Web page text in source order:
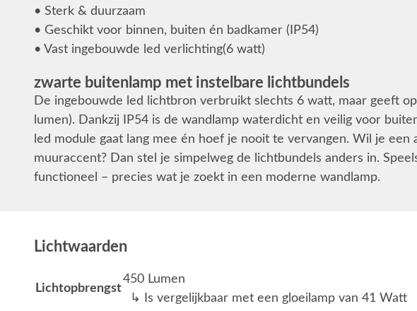
• Sterk & duurzaam
• Geschikt voor binnen, buiten én badkamer (IP54)
• Vast ingebouwde led verlichting(6 watt)
zwarte buitenlamp met instelbare lichtbundels
De ingebouwde led lichtbron verbruikt slechts 6 watt, maar geeft
lumen). Dankzij IP54 is de wandlamp waterdicht en veilig voor
led module gaat lang mee én hoef je nooit te vervangen. Wil je een
muuraccent? Dan stel je simpelweg de lichtbundels anders in.
functioneel – precies wat je zoekt in een moderne wandlamp.
Lichtwaarden
Lichtopbrengst
450 Lumen
↳ Is vergelijkbaar met een gloeilamp van 41 Watt